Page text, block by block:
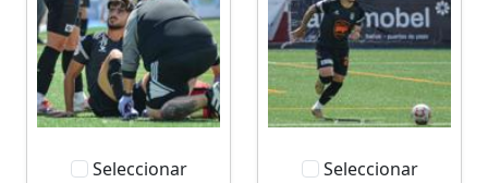
Seleccionar Seleccionar